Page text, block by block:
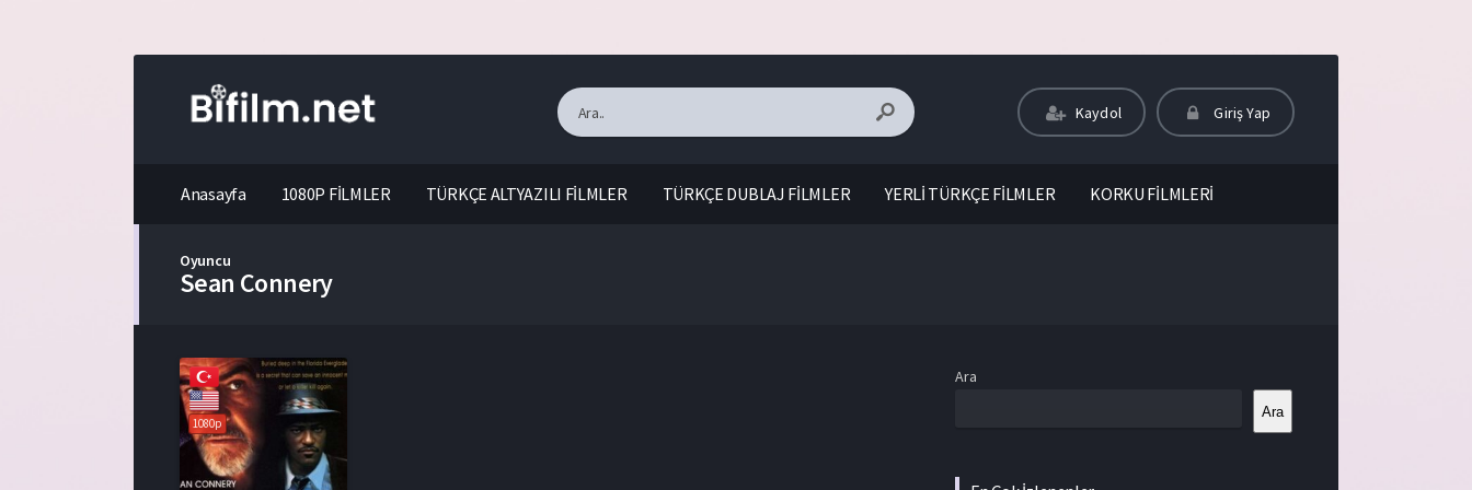
Kaydol Giriş Yap
Anasayfa 1080P FİLMLER TÜRKÇE ALTYAZILI FİLMLER TÜRKÇE DUBLAJ FİLMLER YERLİ TÜRKÇE FİLMLER KORKU FİLMLERİ
Oyuncu
Sean Connery
1080p
Ara
Ara